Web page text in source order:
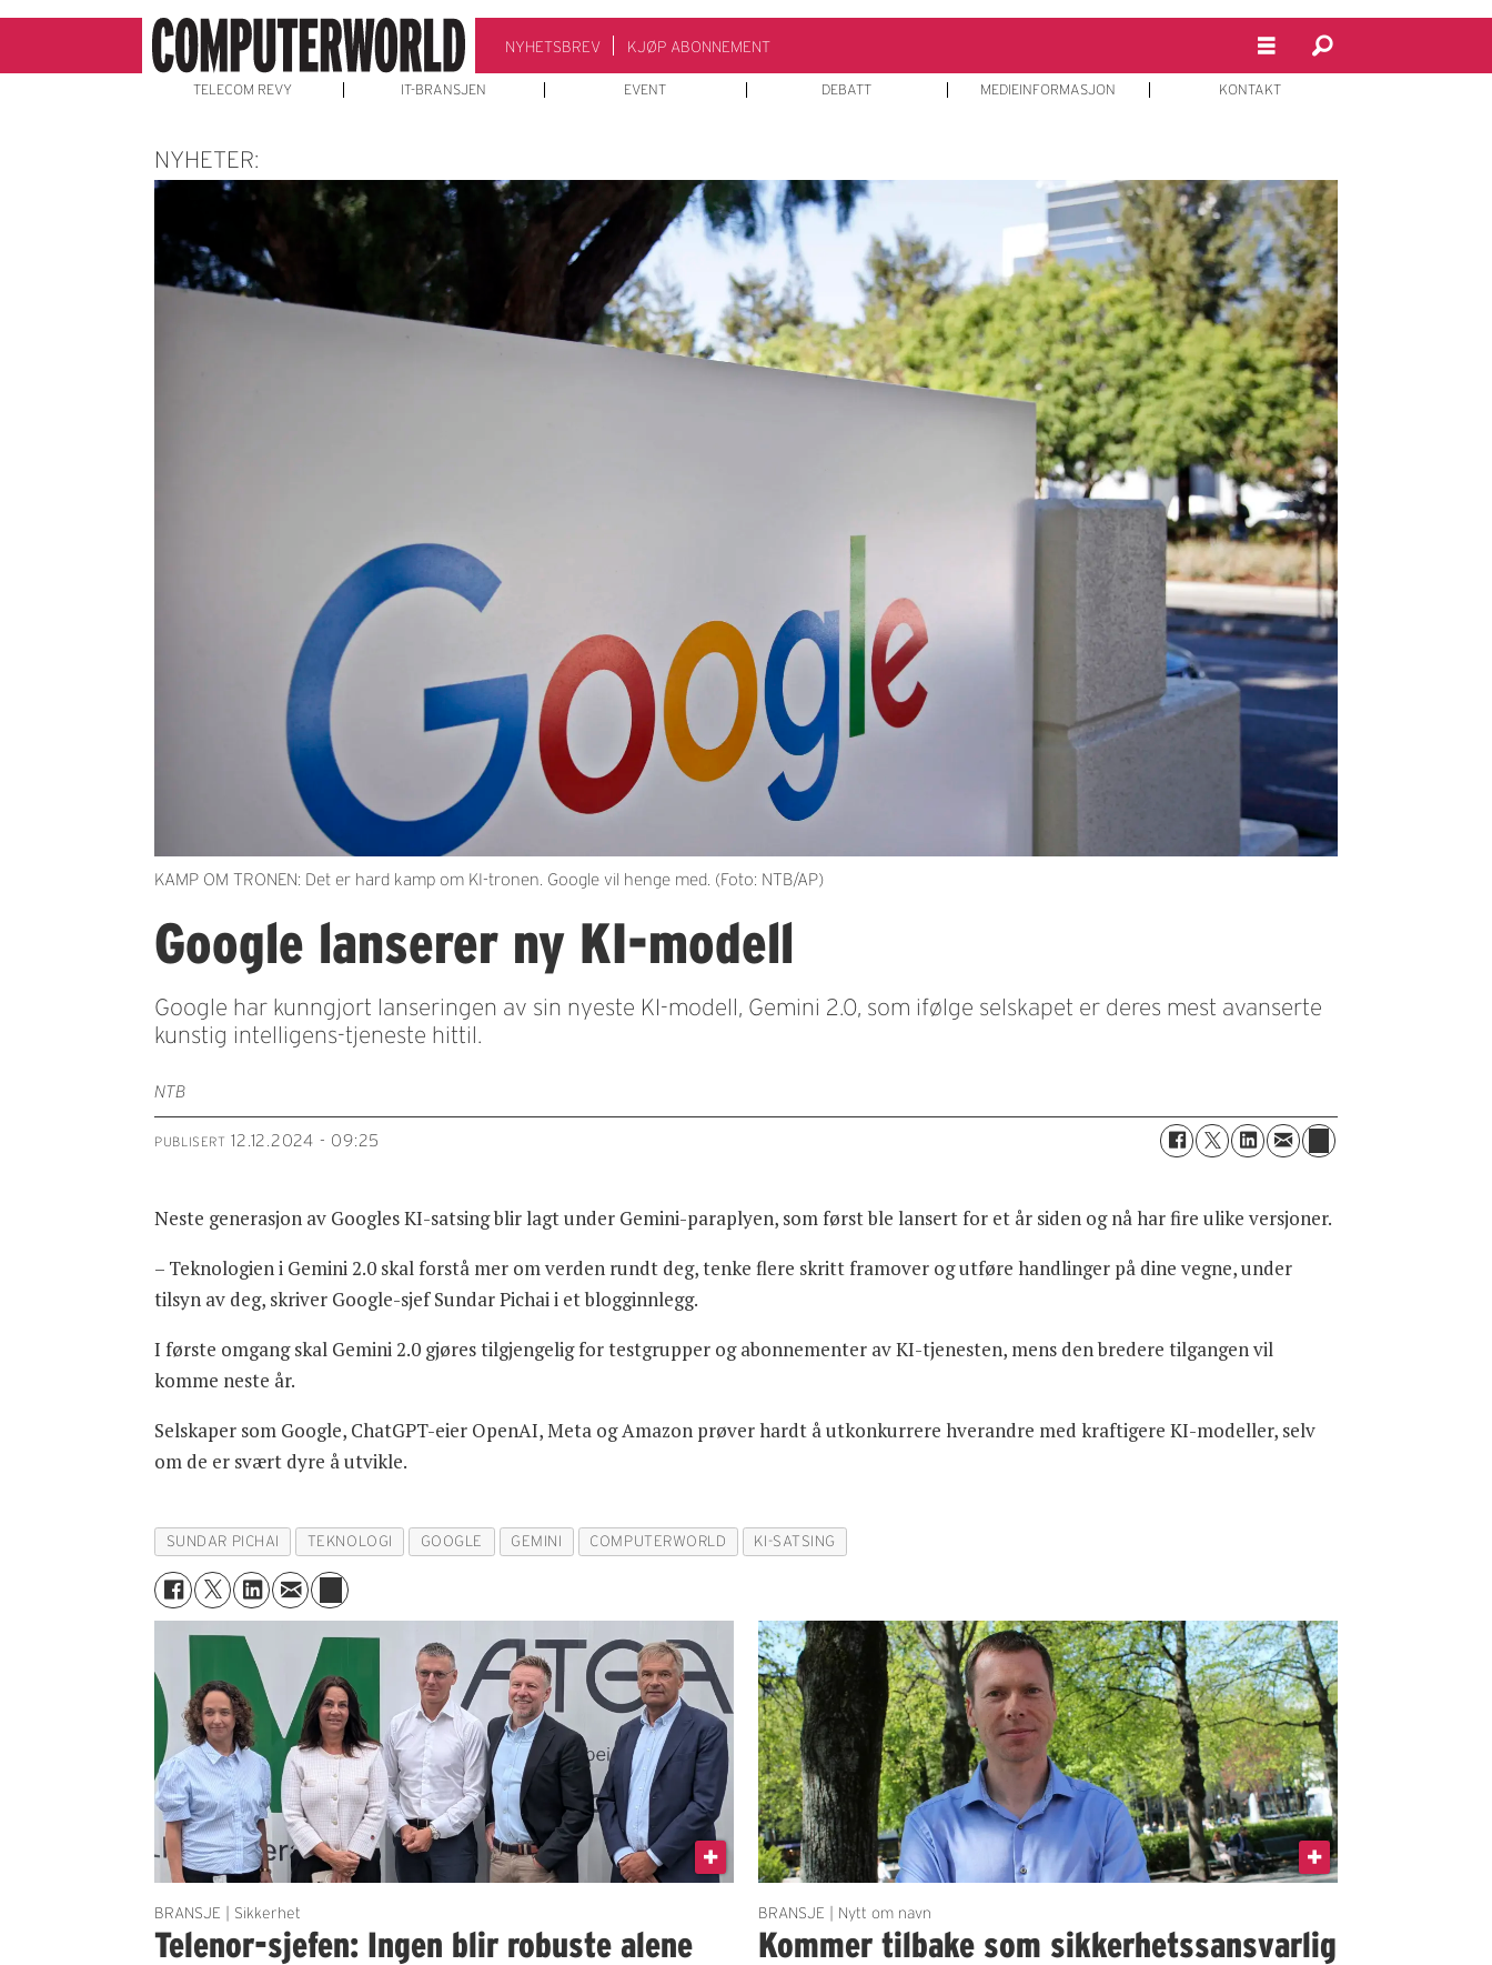
NYHETSBREV KJØP ABONNEMENT
TELECOM REVY IT-BRANSJEN EVENT DEBATT MEDIEINFORMASJON KONTAKT
NYHETER:
KAMP OM TRONEN: Det er hard kamp om KI-tronen. Google vil henge med. (Foto: NTB/AP)
Google lanserer ny KI-modell
Google har kunngjort lanseringen av sin nyeste KI-modell, Gemini 2.0, som ifølge selskapet er deres mest avanserte
kunstig intelligens-tjeneste hittil.
NTB
PUBLISERT 12.12.2024 - 09:25
Neste generasjon av Googles KI-satsing blir lagt under Gemini-paraplyen, som først ble lansert for et år siden og nå har fire ulike versjoner.
– Teknologien i Gemini 2.0 skal forstå mer om verden rundt deg, tenke flere skritt framover og utføre handlinger på dine vegne, under
tilsyn av deg, skriver Google-sjef Sundar Pichai i et blogginnlegg.
I første omgang skal Gemini 2.0 gjøres tilgjengelig for testgrupper og abonnementer av KI-tjenesten, mens den bredere tilgangen vil
komme neste år.
Selskaper som Google, ChatGPT-eier OpenAI, Meta og Amazon prøver hardt å utkonkurrere hverandre med kraftigere KI-modeller, selv
om de er svært dyre å utvikle.
SUNDAR PICHAI TEKNOLOGI GOOGLE GEMINI COMPUTERWORLD KI-SATSING
BRANSJE | Sikkerhet
Telenor-sjefen: Ingen blir robuste alene
BRANSJE | Nytt om navn
Kommer tilbake som sikkerhetssansvarlig